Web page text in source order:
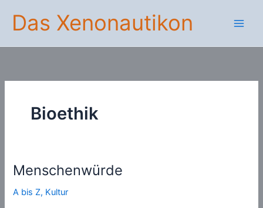
Inhalt
springen
Das Xenonautikon
Bioethik
Menschenwürde
A bis Z, Kultur